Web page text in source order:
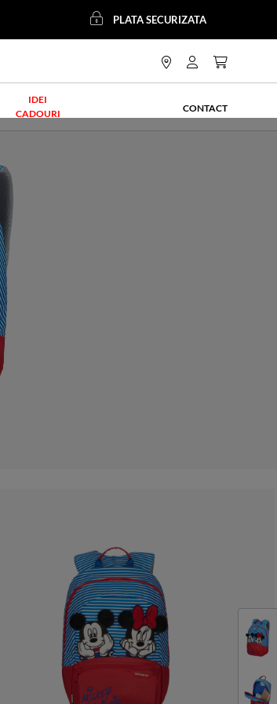
PLATA SECURIZATA
IDEI
CADOURI
CONTACT